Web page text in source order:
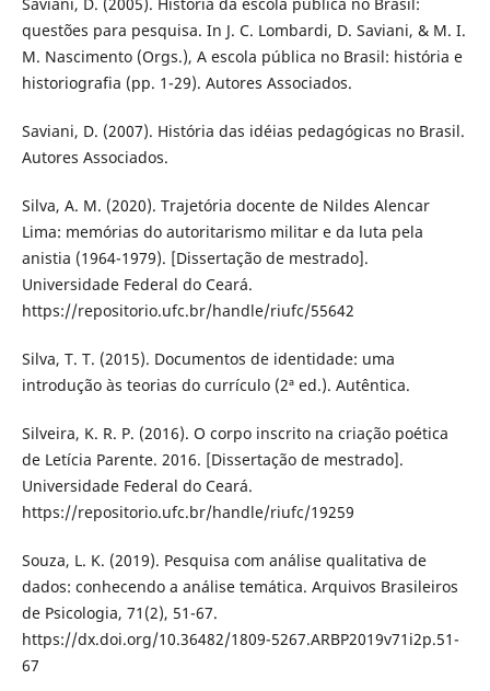
questões para pesquisa. In J. C. Lombardi, D. Saviani, & M. I.
M. Nascimento (Orgs.), A escola pública no Brasil: história e
historiografia (pp. 1-29). Autores Associados.
Saviani, D. (2007). História das idéias pedagógicas no Brasil.
Autores Associados.
Silva, A. M. (2020). Trajetória docente de Nildes Alencar
Lima: memórias do autoritarismo militar e da luta pela
anistia (1964-1979). [Dissertação de mestrado].
Universidade Federal do Ceará.
https://repositorio.ufc.br/handle/riufc/55642
Silva, T. T. (2015). Documentos de identidade: uma
introdução às teorias do currículo (2ª ed.). Autêntica.
Silveira, K. R. P. (2016). O corpo inscrito na criação poética
de Letícia Parente. 2016. [Dissertação de mestrado].
Universidade Federal do Ceará.
https://repositorio.ufc.br/handle/riufc/19259
Souza, L. K. (2019). Pesquisa com análise qualitativa de
dados: conhecendo a análise temática. Arquivos Brasileiros
de Psicologia, 71(2), 51-67.
https://dx.doi.org/10.36482/1809-5267.ARBP2019v71i2p.51-
67